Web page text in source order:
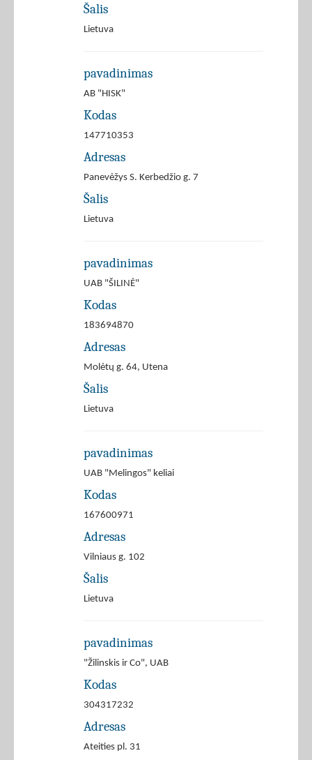
Šalis
Lietuva
pavadinimas
AB "HISK"
Kodas
147710353
Adresas
Panevėžys S. Kerbedžio g. 7
Šalis
Lietuva
pavadinimas
UAB "ŠILINĖ"
Kodas
183694870
Adresas
Molėtų g. 64, Utena
Šalis
Lietuva
pavadinimas
UAB "Melingos" keliai
Kodas
167600971
Adresas
Vilniaus g. 102
Šalis
Lietuva
pavadinimas
"Žilinskis ir Co", UAB
Kodas
304317232
Adresas
Ateities pl. 31